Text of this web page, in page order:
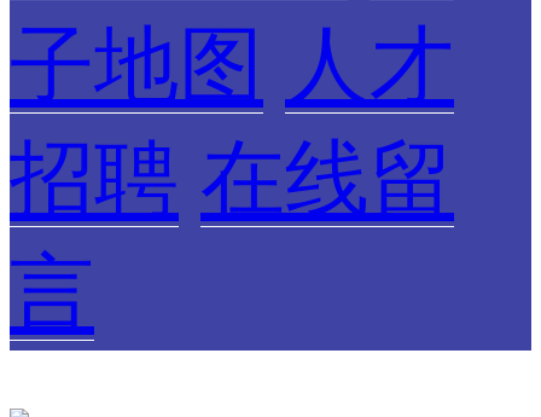
子地图 人才
招聘 在线留
言